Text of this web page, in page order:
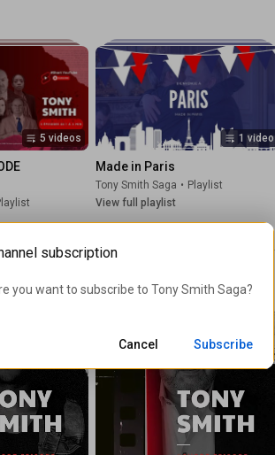
la saga : www.ici-cest-tony.com
www.imdb.com/title/tt32331989...
open.spotify.com/playlist/1Z4...
: linktr.ee/Short.Episodes.Tony.Smith
#thriller
#suspense
#nouveauté #TonySmithFans
#TonySmithPersonnage
#TonySmithFanCommunity
#TonySmithUniverse #TonySmithFanbase
#TonySmithFanArt
#TonySmithSagaReview
#TonySmithSagaInsights
OFFICIAL PILOT TEASER (2024)
Julien De Broeyer
Visions & Le Show du Web © 2024
:
| @MisterDroneBelgique
5 videos 1 video
Made in Paris
Tony Smith Saga • Playlist
View full playlist
subscription
you want to subscribe to Tony Smith Saga?
Cancel Subscribe